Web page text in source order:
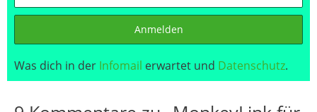
Anmelden
Was dich in der Infomail erwartet und Datenschutz.